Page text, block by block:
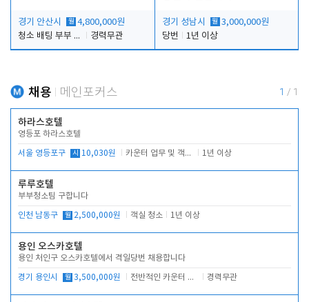
경기 안산시 월 4,800,000원
청소 배팅 부부 구합니다
경력무관
경기 성남시 월 3,000,000원
당번
1년 이상
채용 메인포커스 1 / 1
하라스호텔
영등포 하라스호텔
서울 영등포구 시 10,030원 카운터 업무 및 객실관리(청소상태 확인, 객실판매) 1년 이상
루루호텔
부부청소팀 구합니다
인천 남동구 월 2,500,000원 객실 청소 1년 이상
용인 오스카호텔
용인 처인구 오스카호텔에서 격일당번 채용합니다
경기 용인시 월 3,500,000원 전반적인 카운터 업무 경력무관